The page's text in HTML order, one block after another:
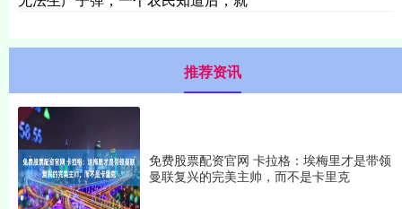
推荐资讯
免费股票配资官网 卡拉格：埃梅里才是带领
曼联复兴的完美主帅，而不是卡里克